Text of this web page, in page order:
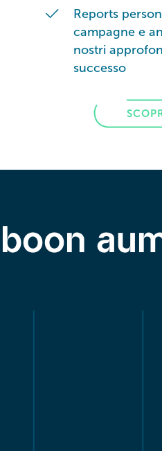
Reports
campagne e
nostri
successo